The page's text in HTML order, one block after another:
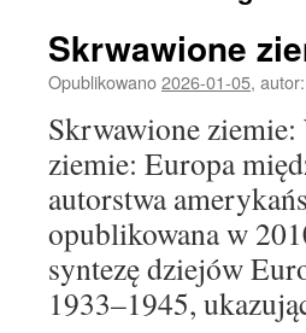
Skrwawione
Opublikowano2026-01-05, autor:
Skrwawione
ziemie: Europa
autorstwa
opublikowana w
syntezę dziejów
1933–1945,